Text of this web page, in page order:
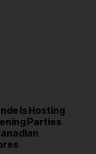
Is Hosting
Parties